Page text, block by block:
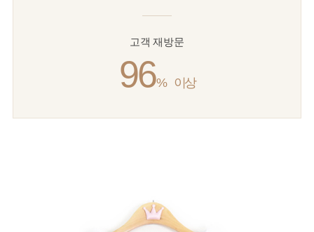
고객 재방문
96% 이상